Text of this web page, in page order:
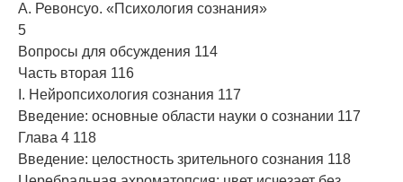
А. Ревонсуо. «Психология сознания»
5
Вопросы для обсуждения 114
Часть вторая 116
I. Нейропсихология сознания 117
Введение: основные области науки о сознании 117
Глава 4 118
Введение: целостность зрительного сознания 118